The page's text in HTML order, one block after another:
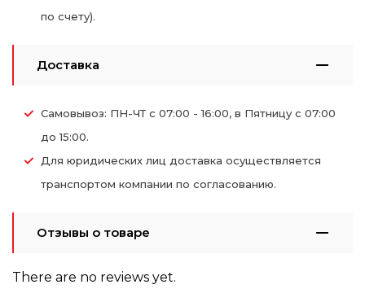
по счету).
Доставка
Самовывоз: ПН-ЧТ с 07:00 - 16:00, в Пятницу с 07:00
до 15:00.
Для юридических лиц доставка осуществляется
транспортом компании по согласованию.
Отзывы о товаре
There are no reviews yet.